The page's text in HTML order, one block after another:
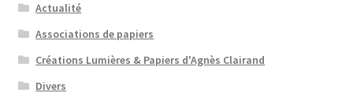
Actualité
Associations de papiers
Créations Lumières & Papiers d'Agnès Clairand
Divers